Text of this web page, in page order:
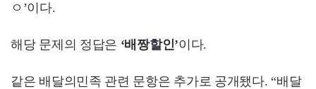
ㅇ’이다.
해당 문제의 정답은 ‘배짱할인’이다.
같은 배달의민족 관련 문항은 추가로 공개됐다. “배달